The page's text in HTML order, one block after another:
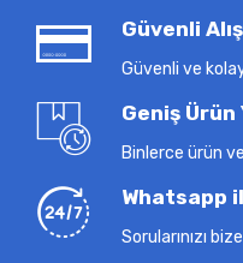
Güvenli
Güvenli ve
Geniş Ürün
Binlerce ürün
Whatsapp
Sorularınızı